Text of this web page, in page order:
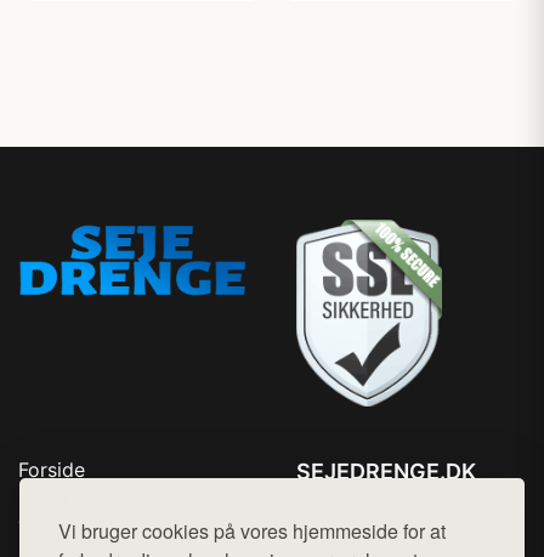
Vi bruger cookies på vores hjemmeside for at
Forside
Top Rabatter
SEJEDRENGE.DK